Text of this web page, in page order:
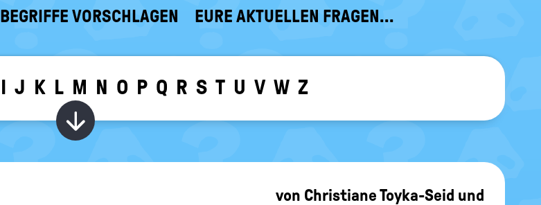
BEGRIFFE VORSCHLAGEN EURE AKTUELLEN FRAGEN...
I J K L M N O P Q R S T U V W Z
Wörter zu dem gewählten Buchstaben ein-/
von Christiane Toyka-Seid und